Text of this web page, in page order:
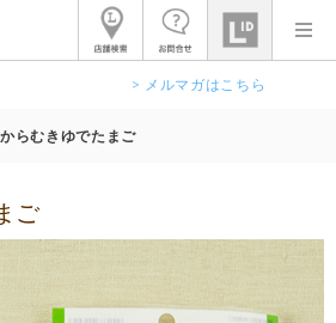
> メルマガはこちら
からむきゆでたまご
ご